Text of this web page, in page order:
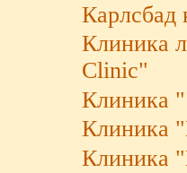
Карлсбад
Клиника
Clinic"
Клиника
Клиника
Клиника